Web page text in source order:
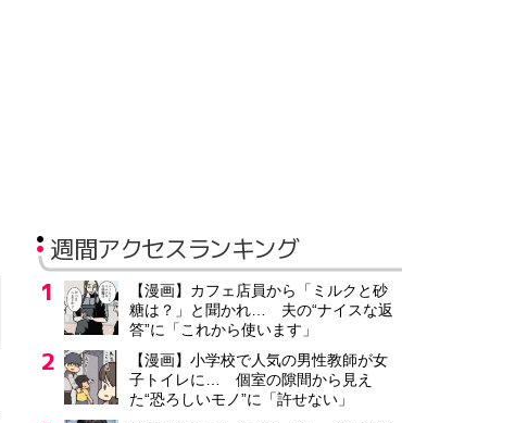
週間アクセスランキング
【漫画】カフェ店員から「ミルクと砂
糖は？」と聞かれ… 夫の“ナイスな返
答”に「これから使います」
【漫画】小学校で人気の男性教師が女
子トイレに… 個室の隙間から見え
た“恐ろしいモノ”に「許せない」